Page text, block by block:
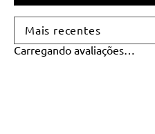
Mais recentes
Carregando avaliações…